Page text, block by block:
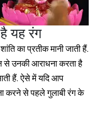
है यह रंग
का प्रतीक मानी जाती हैं.
से उनकी आराधना करता है
हैं. ऐसे में यदि आप
करने से पहले गुलाबी रंग के